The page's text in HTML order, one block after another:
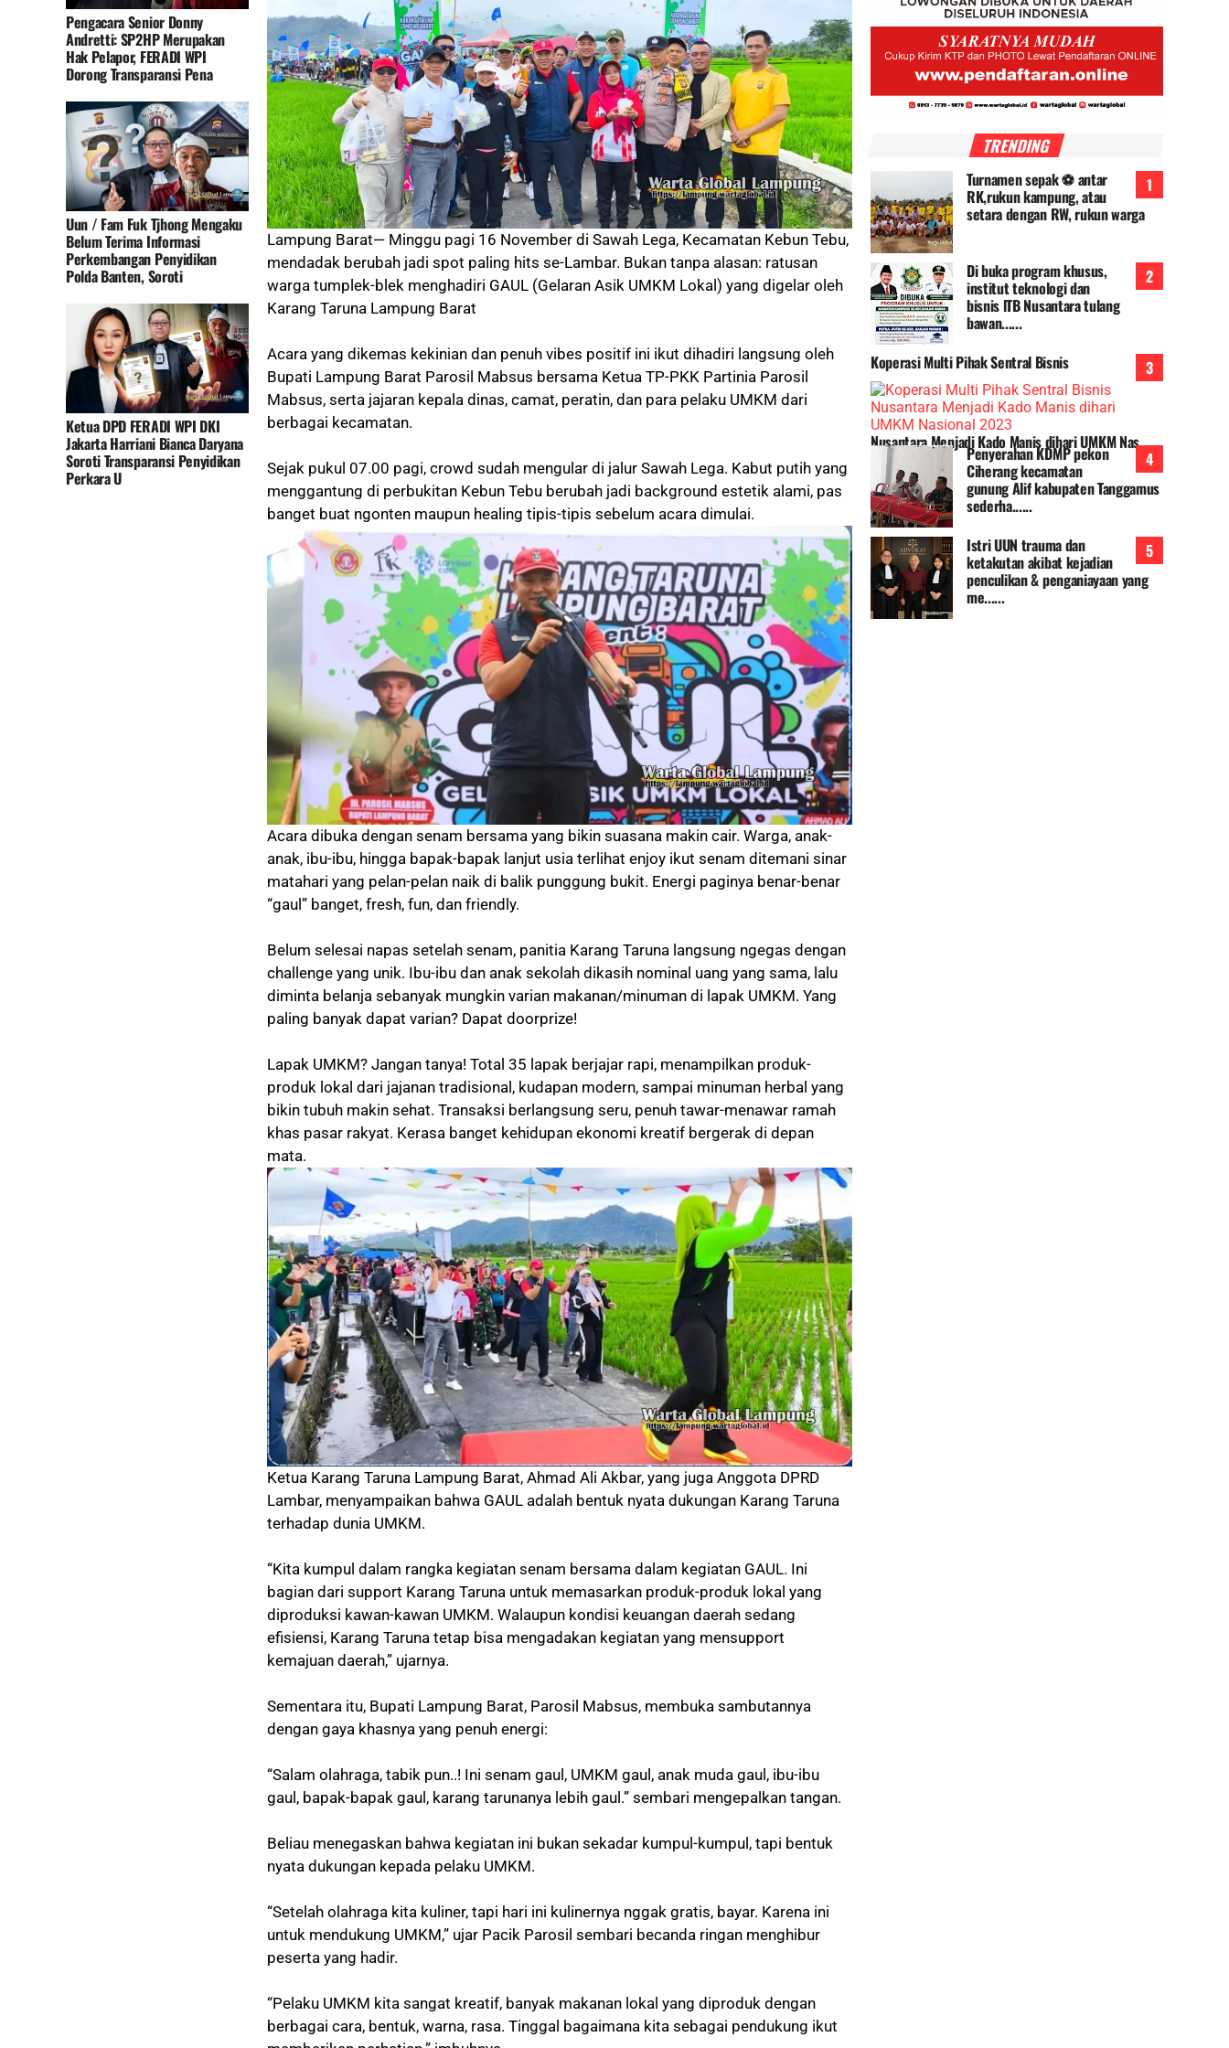
Pengacara Senior Donny
Andretti: SP2HP Merupakan
Hak Pelapor, FERADI WPI
Dorong Transparansi Pena
Uun / Fam Fuk Tjhong Mengaku
Belum Terima Informasi
Perkembangan Penyidikan
Polda Banten, Soroti
Ketua DPD FERADI WPI DKI
Jakarta Harriani Bianca Daryana
Soroti Transparansi Penyidikan
Perkara U
Lampung Barat— Minggu pagi 16 November di Sawah Lega, Kecamatan Kebun Tebu,
mendadak berubah jadi spot paling hits se-Lambar. Bukan tanpa alasan: ratusan
warga tumplek-blek menghadiri GAUL (Gelaran Asik UMKM Lokal) yang digelar oleh
Karang Taruna Lampung Barat
Acara yang dikemas kekinian dan penuh vibes positif ini ikut dihadiri langsung oleh
Bupati Lampung Barat Parosil Mabsus bersama Ketua TP-PKK Partinia Parosil
Mabsus, serta jajaran kepala dinas, camat, peratin, dan para pelaku UMKM dari
berbagai kecamatan.
Sejak pukul 07.00 pagi, crowd sudah mengular di jalur Sawah Lega. Kabut putih yang
menggantung di perbukitan Kebun Tebu berubah jadi background estetik alami, pas
banget buat ngonten maupun healing tipis-tipis sebelum acara dimulai.
Acara dibuka dengan senam bersama yang bikin suasana makin cair. Warga, anak-
anak, ibu-ibu, hingga bapak-bapak lanjut usia terlihat enjoy ikut senam ditemani sinar
matahari yang pelan-pelan naik di balik punggung bukit. Energi paginya benar-benar
“gaul” banget, fresh, fun, dan friendly.
Belum selesai napas setelah senam, panitia Karang Taruna langsung ngegas dengan
challenge yang unik. Ibu-ibu dan anak sekolah dikasih nominal uang yang sama, lalu
diminta belanja sebanyak mungkin varian makanan/minuman di lapak UMKM. Yang
paling banyak dapat varian? Dapat doorprize!
Lapak UMKM? Jangan tanya! Total 35 lapak berjajar rapi, menampilkan produk-
produk lokal dari jajanan tradisional, kudapan modern, sampai minuman herbal yang
bikin tubuh makin sehat. Transaksi berlangsung seru, penuh tawar-menawar ramah
khas pasar rakyat. Kerasa banget kehidupan ekonomi kreatif bergerak di depan
mata.
Ketua Karang Taruna Lampung Barat, Ahmad Ali Akbar, yang juga Anggota DPRD
Lambar, menyampaikan bahwa GAUL adalah bentuk nyata dukungan Karang Taruna
terhadap dunia UMKM.
“Kita kumpul dalam rangka kegiatan senam bersama dalam kegiatan GAUL. Ini
bagian dari support Karang Taruna untuk memasarkan produk-produk lokal yang
diproduksi kawan-kawan UMKM. Walaupun kondisi keuangan daerah sedang
efisiensi, Karang Taruna tetap bisa mengadakan kegiatan yang mensupport
kemajuan daerah,” ujarnya.
Sementara itu, Bupati Lampung Barat, Parosil Mabsus, membuka sambutannya
dengan gaya khasnya yang penuh energi:
“Salam olahraga, tabik pun..! Ini senam gaul, UMKM gaul, anak muda gaul, ibu-ibu
gaul, bapak-bapak gaul, karang tarunanya lebih gaul.” sembari mengepalkan tangan.
Beliau menegaskan bahwa kegiatan ini bukan sekadar kumpul-kumpul, tapi bentuk
nyata dukungan kepada pelaku UMKM.
“Setelah olahraga kita kuliner, tapi hari ini kulinernya nggak gratis, bayar. Karena ini
untuk mendukung UMKM,” ujar Pacik Parosil sembari becanda ringan menghibur
peserta yang hadir.
“Pelaku UMKM kita sangat kreatif, banyak makanan lokal yang diproduk dengan
berbagai cara, bentuk, warna, rasa. Tinggal bagaimana kita sebagai pendukung ikut
TRENDING
Turnamen sepak ⚽ antar
RK,rukun kampung, atau
setara dengan RW, rukun warga
Di buka program khusus,
institut teknologi dan
bisnis lTB Nusantara tulang
bawan......
Koperasi Multi Pihak Sentral Bisnis
Nusantara Menjadi Kado Manis dihari UMKM Nas......
Penyerahan KDMP pekon
Ciherang kecamatan
gunung Alif kabupaten Tanggamus
sederha......
Istri UUN trauma dan
ketakutan akibat kejadian
penculikan & penganiayaan yang
me......